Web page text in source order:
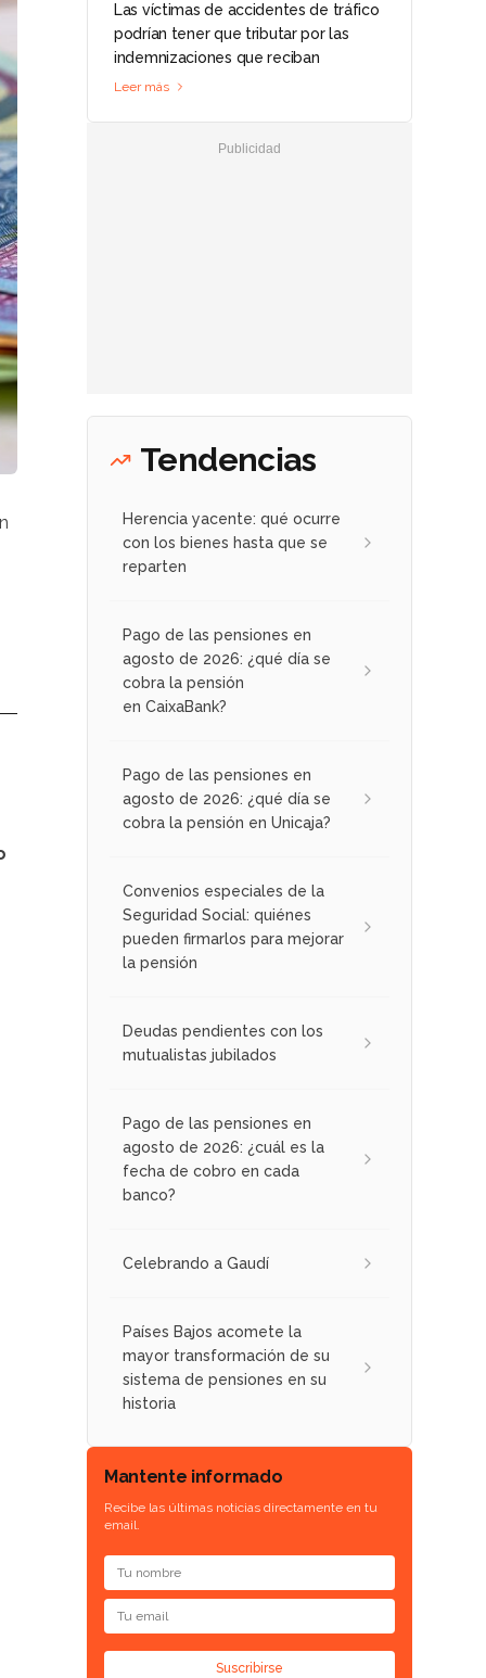
Las víctimas de accidentes de tráfico
podrían tener que tributar por las
indemnizaciones que reciban
Leer más
Tendencias
Herencia yacente: qué ocurre
con los bienes hasta que se
reparten
Pago de las pensiones en
agosto de 2026: ¿qué día se
cobra la pensión
en CaixaBank?
Pago de las pensiones en
agosto de 2026: ¿qué día se
cobra la pensión en Unicaja?
Convenios especiales de la
Seguridad Social: quiénes
pueden firmarlos para mejorar
la pensión
Deudas pendientes con los
mutualistas jubilados
Pago de las pensiones en
agosto de 2026: ¿cuál es la
fecha de cobro en cada
banco?
Celebrando a Gaudí
Países Bajos acomete la
mayor transformación de su
sistema de pensiones en su
historia
Mantente informado
Recibe las últimas noticias directamente en tu
email.
Suscribirse